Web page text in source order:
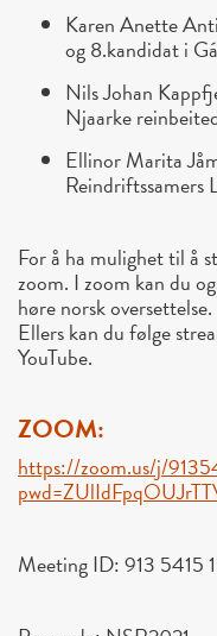
Karen Anette
og 8.kandidat i
Nils Johan
Njaarke
Ellinor Marita
Reindriftssamers
For å ha mulighet til å
zoom. I zoom kan du
høre norsk oversettelse.
Ellers kan du følge
YouTube.
ZOOM:
https://zoom.us/j/
Meeting ID: 913 5415